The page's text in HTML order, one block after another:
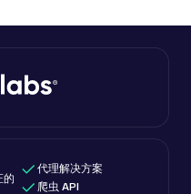
的
代理解决方案
爬虫 API